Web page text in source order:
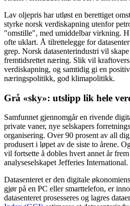
Lav oljepris har utløst en berettiget
styrke norsk verdiskapning utenfor
"omstille", med umiddelbar virkning.
ofte uklart. Å tilrettelegge for
grep. Norsk datasenterindustri vil
fremtidsrettet næring. Slik vil
verdiskapning, og samtidig gi en
næringspolitikk, god klimapolitikk.
Grå «sky»: utslipp lik hele
Samfunnet gjennomgår en rivende
private vaner, nye selskapers
organisering. Over 90 prosent av all
produsert i løpet av de siste to årene.
vil fortsette å dobles hvert annet år
analyseselskapet Jefferies International.
Datasenteret er den digitale
gjør på en PC eller smarttelefon, er
datasenteret prosesseres og lagres